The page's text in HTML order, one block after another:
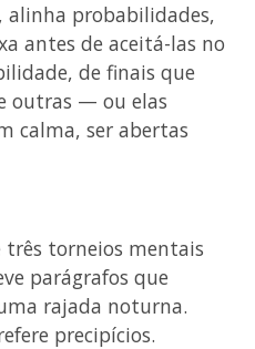
alinha probabilidades,
antes de aceitá-las no
de finais que
outras — ou elas
calma, ser abertas
três torneios mentais
parágrafos que
rajada noturna.
precipícios.